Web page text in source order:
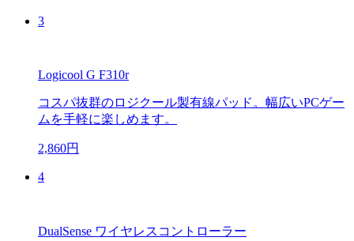
3
Logicool G F310r
コスパ抜群のロジクール製有線パッド。幅広いPCゲー
ムを手軽に楽しめます。
2,860円
4
DualSense ワイヤレスコントローラー